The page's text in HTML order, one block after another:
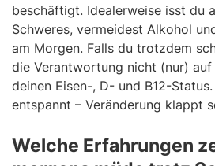
beschäftigt. Idealerweise isst du
Schweres, vermeidest Alkohol
am Morgen. Falls du trotzdem
die Verantwortung nicht (nur)
deinen Eisen-, D- und B12-
entspannt – Veränderung klappt
Welche Erfahrungen